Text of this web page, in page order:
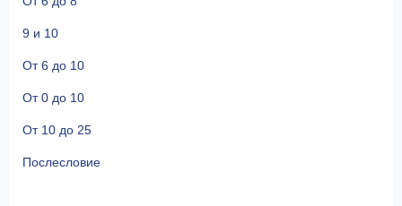
9 и 10
От 6 до 10
От 0 до 10
От 10 до 25
Послесловие